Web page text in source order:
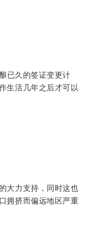
已久的签证变更计
生活几年之后才可以
大力支持，同时这也
拥挤而偏远地区严重